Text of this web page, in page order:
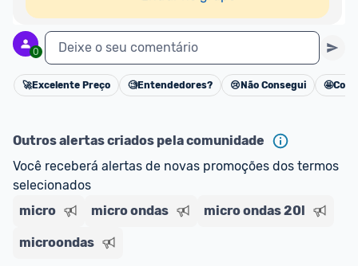
0 Deixe o seu comentário
Cancelar
🚀Excelente Preço 🧐Entendedores? 😢 Não Consegui 🤩
Outros alertas criados pela comunidade
Você receberá alertas de novas promoções dos termos
selecionados
micro
micro ondas micro ondas 20l
microondas